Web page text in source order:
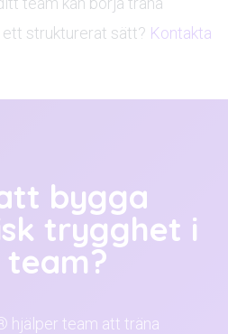
strukturerat sätt? Kontakta
bygga
trygghet i
hjälper team att träna